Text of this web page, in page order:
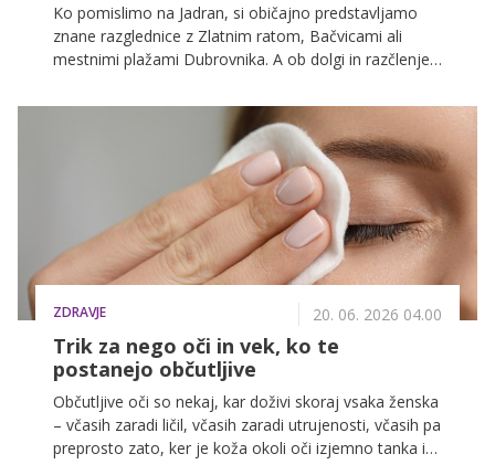
Ko pomislimo na Jadran, si običajno predstavljamo
znane razglednice z Zlatnim ratom, Bačvicami ali
mestnimi plažami Dubrovnika. A ob dolgi in razčlenjeni
kotički, kjer še vedno prevladuje kristalno čisto morje,
vonj po borovcih in občutek, da ste našli svoj skriti
ZDRAVJE 20. 06. 2026 04.00
Trik za nego oči in vek, ko te
postanejo občutljive
Občutljive oči so nekaj, kar doživi skoraj vsaka ženska
– včasih zaradi ličil, včasih zaradi utrujenosti, včasih pa
preprosto zato, ker je koža okoli oči izjemno tanka in